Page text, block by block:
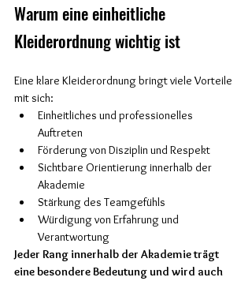
Warum eine einheitliche
Kleiderordnung wichtig ist
Eine klare Kleiderordnung bringt viele Vorteile
mit sich:
Einheitliches und professionelles
Auftreten
Förderung von Disziplin und Respekt
Sichtbare Orientierung innerhalb der
Akademie
Stärkung des Teamgefühls
Würdigung von Erfahrung und
Verantwortung
Jeder Rang innerhalb der Akademie trägt
eine besondere Bedeutung und wird auch